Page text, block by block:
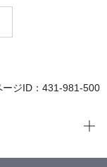
ージID：431-981-500
現在